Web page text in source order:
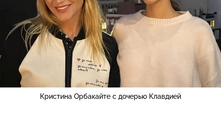
Кристина Орбакайте с дочерью Клавдией